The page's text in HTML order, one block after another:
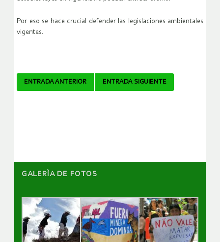
Por eso se hace crucial defender las legislaciones ambientales
vigentes.
Navegador
ENTRADA ANTERIOR ENTRADA SIGUIENTE
GALERÌA DE FOTOS